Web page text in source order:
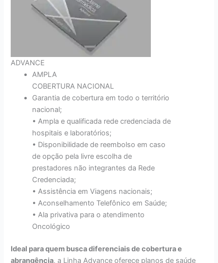
ADVANCE
AMPLA
COBERTURA NACIONAL
Garantia de cobertura em todo o território
nacional;
• Ampla e qualificada rede credenciada de
hospitais e laboratórios;
• Disponibilidade de reembolso em caso
de opção pela livre escolha de
prestadores não integrantes da Rede
Credenciada;
• Assistência em Viagens nacionais;
• Aconselhamento Telefônico em Saúde;
• Ala privativa para o atendimento
Oncológico
Ideal para quem busca diferenciais de cobertura e
abrangência, a Linha Advance oferece planos de saúde